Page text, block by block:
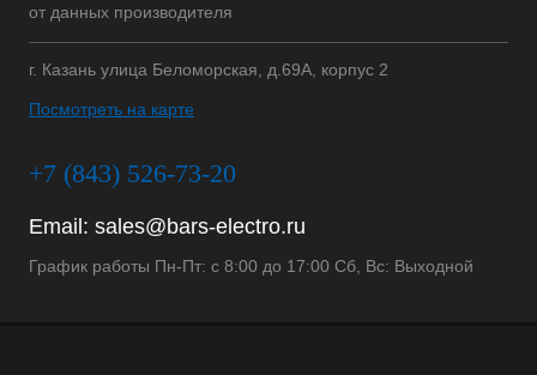
от данных производителя
г. Казань улица Беломорская, д.69А, корпус 2
Посмотреть на карте
+7 (843) 526-73-20
Email: sales@bars-electro.ru
График работы Пн-Пт: с 8:00 до 17:00 Сб, Вс: Выходной